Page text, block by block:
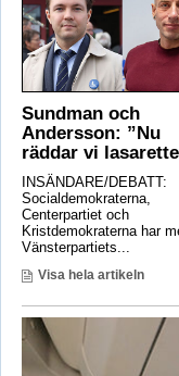
Sundman och
Andersson: ”Nu
räddar vi
INSÄNDARE/DEBATT:
Socialdemokraterna,
Centerpartiet och
Kristdemokraterna har
Vänsterpartiets...
Visa hela artikeln